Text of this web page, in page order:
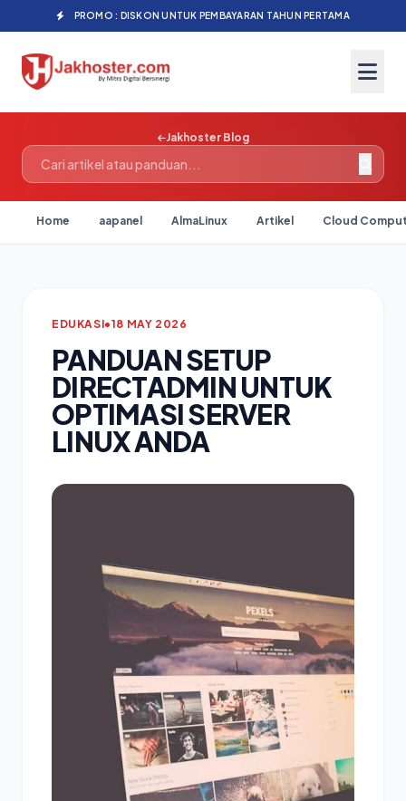
PROMO : DISKON UNTUK PEMBAYARAN TAHUN PERTAMA
Jakhoster Blog
Home aapanel AlmaLinux Artikel Cloud
EDUKASI•18 MAY 2026
PANDUAN SETUP
DIRECTADMIN UNTUK
OPTIMASI SERVER
LINUX ANDA